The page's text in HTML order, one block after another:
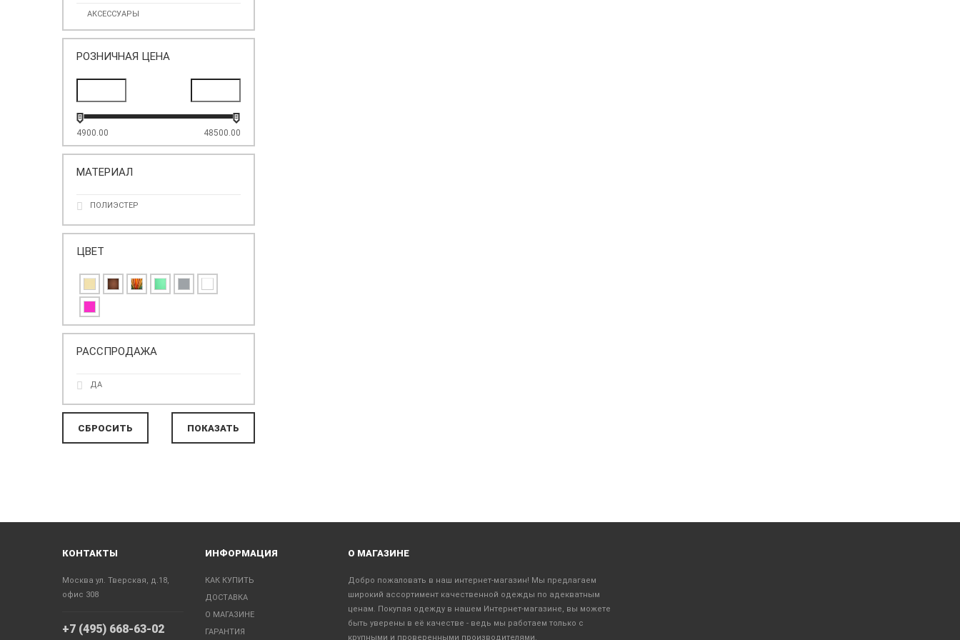
АКСЕССУАРЫ
РОЗНИЧНАЯ ЦЕНА
4900.00 48500.00
МАТЕРИАЛ
ПОЛИЭСТЕР
ЦВЕТ
РАССПРОДАЖА
ДА
КОНТАКТЫ
Москва ул. Тверская, д.18,
офис 308
+7 (495) 668-63-02
ИНФОРМАЦИЯ
КАК КУПИТЬ
ДОСТАВКА
О МАГАЗИНЕ
ГАРАНТИЯ
О МАГАЗИНЕ
Добро пожаловать в наш интернет-магазин! Мы предлагаем
широкий ассортимент качественной одежды по адекватным
ценам. Покупая одежду в нашем Интернет-магазине, вы можете
быть уверены в её качестве - ведь мы работаем только с
крупными и проверенными производителями.